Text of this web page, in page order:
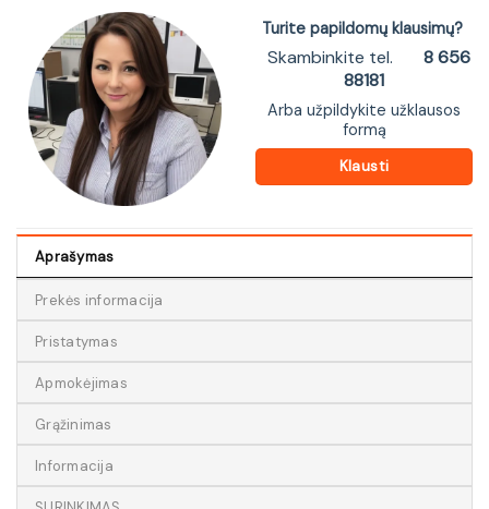
Turite papildomų klausimų?
Skambinkite tel.
8 656
88181
Arba užpildykite užklausos
formą
Klausti
Aprašymas
Prekės informacija
Pristatymas
Apmokėjimas
Grąžinimas
Informacija